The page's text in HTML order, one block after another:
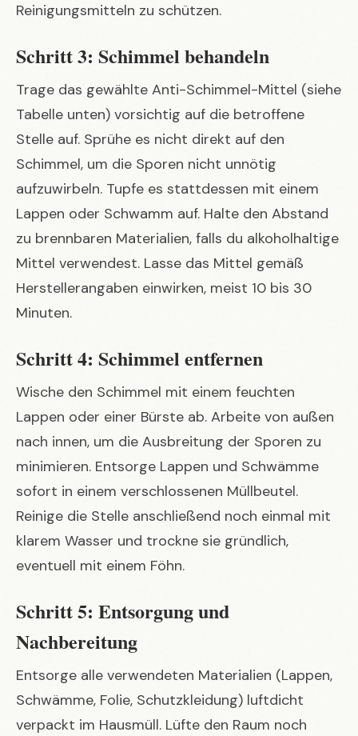
Reinigungsmitteln zu schützen.
Schritt 3: Schimmel behandeln
Trage das gewählte Anti-Schimmel-Mittel (siehe
Tabelle unten) vorsichtig auf die betroffene
Stelle auf. Sprühe es nicht direkt auf den
Schimmel, um die Sporen nicht unnötig
aufzuwirbeln. Tupfe es stattdessen mit einem
Lappen oder Schwamm auf. Halte den Abstand
zu brennbaren Materialien, falls du alkoholhaltige
Mittel verwendest. Lasse das Mittel gemäß
Herstellerangaben einwirken, meist 10 bis 30
Minuten.
Schritt 4: Schimmel entfernen
Wische den Schimmel mit einem feuchten
Lappen oder einer Bürste ab. Arbeite von außen
nach innen, um die Ausbreitung der Sporen zu
minimieren. Entsorge Lappen und Schwämme
sofort in einem verschlossenen Müllbeutel.
Reinige die Stelle anschließend noch einmal mit
klarem Wasser und trockne sie gründlich,
eventuell mit einem Föhn.
Schritt 5: Entsorgung und
Nachbereitung
Entsorge alle verwendeten Materialien (Lappen,
Schwämme, Folie, Schutzkleidung) luftdicht
verpackt im Hausmüll. Lüfte den Raum noch